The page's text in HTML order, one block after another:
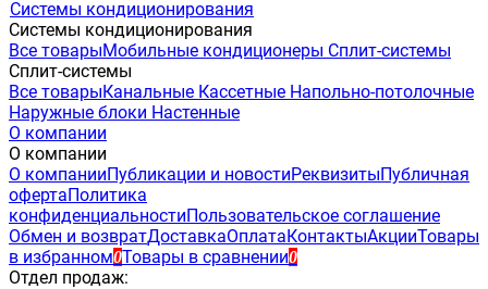
Системы кондиционирования
Системы кондиционирования
Все товарыМобильные кондиционеры Сплит-системы
Сплит-системы
Все товарыКанальные Кассетные Напольно-потолочные
Наружные блоки Настенные
О компании
О компании
О компанииПубликации и новостиРеквизитыПубличная
офертаПолитика
конфиденциальностиПользовательское соглашение
Обмен и возвратДоставкаОплатаКонтактыАкцииТовары
в избранном0Товары в сравнении0
Отдел продаж: